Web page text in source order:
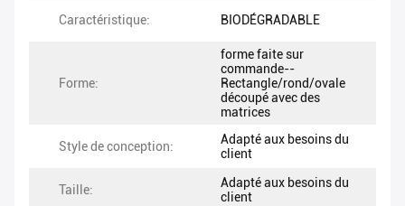
Caractéristique: BIODÉGRADABLE
Forme:
forme faite sur
commande--
Rectangle/rond/ovale
découpé avec des
matrices
Style de conception:
Adapté aux besoins du
client
Taille:
Adapté aux besoins du
client